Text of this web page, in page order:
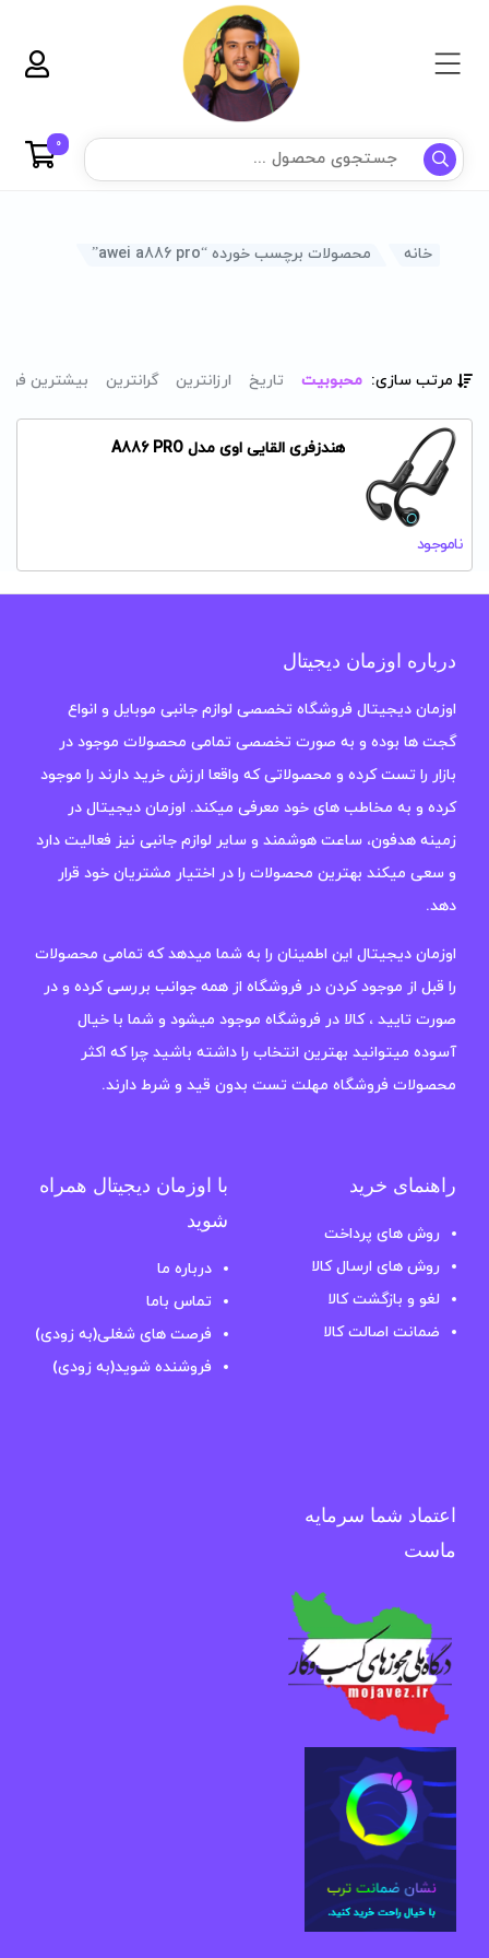
0
خانه محصولات برچسب خورده “awei a886 pro”
مرتب سازی: محبوبیت تاریخ ارزانترین گرانترین بیشترین
هندزفری القایی اوی مدل A886 PRO
ناموجود
درباره اوزمان دیجیتال
اوزمان دیجیتال فروشگاه تخصصی لوازم جانبی موبایل و انواع
گجت ها بوده و به صورت تخصصی تمامی محصولات موجود در
بازار را تست کرده و محصولاتی که واقعا ارزش خرید دارند را موجود
کرده و به مخاطب های خود معرفی میکند. اوزمان دیجیتال در
زمینه هدفون، ساعت هوشمند و سایر لوازم جانبی نیز فعالیت دارد
و سعی میکند بهترین محصولات را در اختیار مشتریان خود قرار
دهد.
اوزمان دیجیتال این اطمینان را به شما میدهد که تمامی محصولات
را قبل از موجود کردن در فروشگاه از همه جوانب بررسی کرده و در
صورت تایید ، کالا در فروشگاه موجود میشود و شما با خیال
آسوده میتوانید بهترین انتخاب را داشته باشید چرا که اکثر
محصولات فروشگاه مهلت تست بدون قید و شرط دارند.
راهنمای خرید
روش های پرداخت
روش های ارسال کالا
لغو و بازگشت کالا
ضمانت اصالت کالا
با اوزمان دیجیتال همراه
شوید
درباره ما
تماس باما
فرصت های شغلی(به زودی)
فروشنده شوید(به زودی)
اعتماد شما سرمایه
ماست